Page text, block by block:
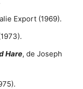
Export (1969).
Hare, de Joseph